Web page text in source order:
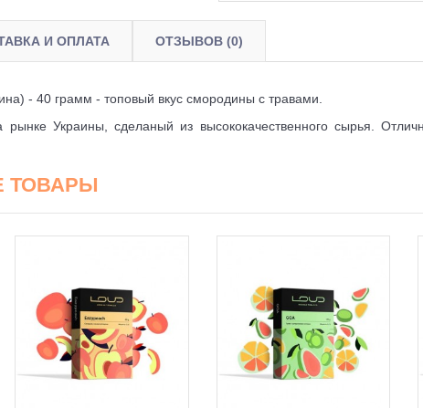
И ОПЛАТА ОТЗЫВОВ (0)
- 40 грамм - топовый вкус смородины с травами.
Украины, сделаный из высококачественного сырья.
ТОВАРЫ